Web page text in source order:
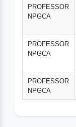
PROFESSOR
NPGCA
PROFESSOR
NPGCA
PROFESSOR
NPGCA